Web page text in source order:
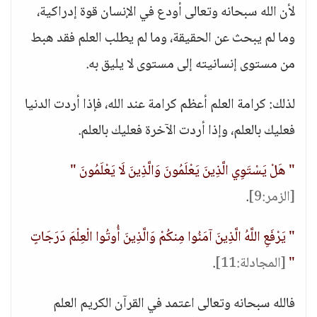
لأن الله سبحانه وتعالى أودع في الإنسان قوة إدراكية،
وما لم يبحث عن الحقيقة، وما لم يطلب العلم فقد هبط
من مستوى إنسانيته إلى مستوى لا يليق به.
لذلك: كرامة العلم أعظم كرامة عند الله، فإذا أردت الدنيا
فعليك بالعلم، وإذا أردت الآخرة فعليك بالعلم.
" هَلْ يَسْتَوِي الَّذِينَ يَعْلَمُونَ وَالَّذِينَ لَا يَعْلَمُونَ "
[الزمر:9] .
" يَرْفَعِ اللَّهُ الَّذِينَ آمَنُوا مِنكُمْ وَالَّذِينَ أُوتُوا الْعِلْمَ دَرَجَاتٍ
"[المجادلة:11]
.
فالله سبحانه وتعالى اعتمد في القرآن الكريم العلم